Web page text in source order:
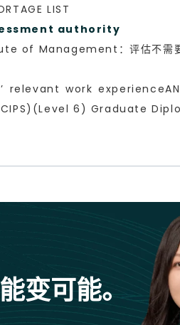
LIST
authority
of Management：评估不需要
work
6) Graduate
变可能。